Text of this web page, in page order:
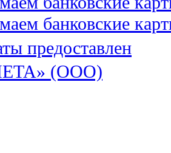
предоставлен
(ООО)